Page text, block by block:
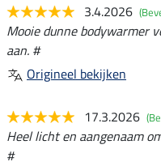
3.4.2026
Mooie dunne bodywarmer
aan. #
Origineel bekijken
17.3.2026
Heel licht en aangenaam
#